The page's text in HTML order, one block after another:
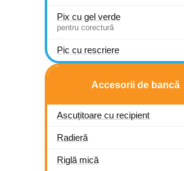
Pix cu gel verde
pentru corectură
Pic cu rescriere
Accesorii de bancă
Ascuțitoare cu recipient
Radieră
Riglă mică